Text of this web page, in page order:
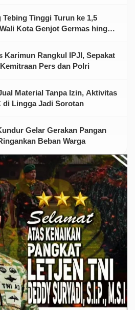
Tinggi Turun ke 1,5
Kota Genjot Germas hingga
Karimun Rangkul IPJI, Sepakat
Pers dan Polri
Material Tanpa Izin, Aktivitas
di Lingga Jadi Sorotan
Gelar Gerakan Pangan
Beban Warga